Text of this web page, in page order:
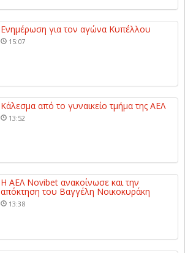
Ενημέρωση για τον αγώνα Κυπέλλου
15:07
Κάλεσμα από το γυναικείο τμήμα της ΑΕΛ
13:52
Η ΑΕΛ Novibet ανακοίνωσε και την
απόκτηση του Βαγγέλη Νοικοκυράκη
13:38